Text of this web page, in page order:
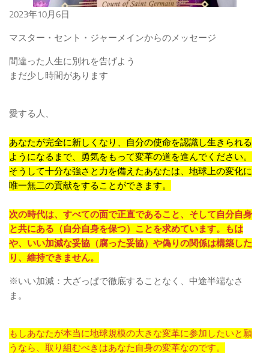
2023年10月6日
マスター・セント・ジャーメインからのメッセージ
間違った人生に別れを告げよう
まだ少し時間があります
愛する人、
あなたが完全に新しくなり、自分の使命を認識し生きられる
ようになるまで、勇気をもって変革の道を進んでください。
そうして十分な強さと力を備えたあなたは、地球上の変化に
唯一無二の貢献をすることができます。
次の時代は、すべての面で正直であること、そして自分自身
と共にある（自分自身を保つ）ことを求めています。もは
や、いい加減な妥協 （腐った妥協） や偽りの関係は構築した
り、維持できません。
※いい加減：大ざっぱで徹底することなく、中途半端なさ
ま。
もしあなたが本当に地球規模の大きな変革に参加したいと願
うなら、取り組むべきはあなた自身の変革なのです。